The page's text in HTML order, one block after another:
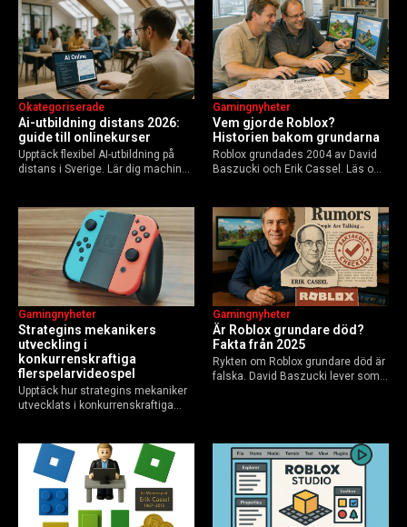
Ai-utbildning distans 2026:
guide till onlinekurser
Okategoriserade
Upptäck flexibel AI-utbildning på
distans i Sverige. Lär dig machine
Guide för nybörjare och
yrkesverksamma som vill bygga…
Vem gjorde Roblox?
Historien bakom grundarna
Gamingnyheter
Roblox grundades 2004 av David
Baszucki och Erik Cassel. Läs om
användare 2025, och vad som
händer inför 2026.
Strategins mekanikers
utveckling i
konkurrenskraftiga
flerspelarvideospel
Gamingnyheter
Upptäck hur strategins mekaniker
utvecklats i konkurrenskraftiga
AI-drivna innovationer.
Är Roblox grundare död?
Fakta från 2025
Gamingnyheter
Rykten om Roblox grundare död är
falska. David Baszucki lever som